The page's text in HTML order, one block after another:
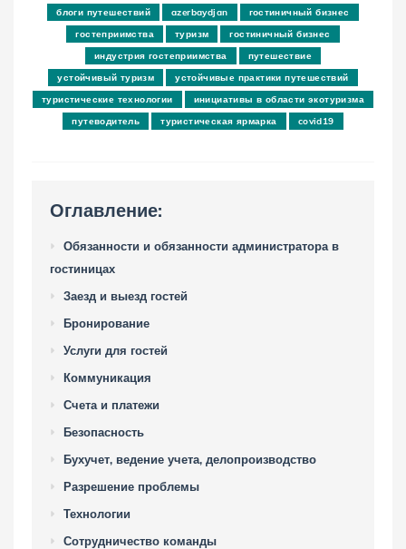
блоги путешествий azerbaydjan
гостиничный бизнес
гостеприимства
туризм
гостиничный бизнес
индустрия гостеприимства
путешествие
устойчивый туризм
устойчивые практики путешествий
туристические технологии
инициативы в области экотуризма
путеводитель
туристическая ярмарка covid19
Оглавление:
Обязанности и обязанности администратора в
гостиницах
Заезд и выезд гостей
Бронирование
Услуги для гостей
Коммуникация
Счета и платежи
Безопасность
Бухучет, ведение учета, делопроизводство
Разрешение проблемы
Технологии
Сотрудничество команды